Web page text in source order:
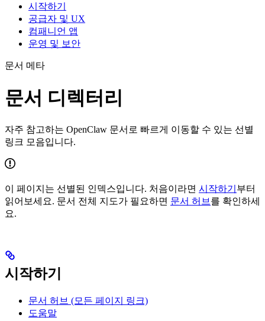
시작하기
공급자 및 UX
컴패니언 앱
운영 및 보안
문서 메타
문서 디렉터리
자주 참고하는 OpenClaw 문서로 빠르게 이동할 수 있는 선별
링크 모음입니다.
이 페이지는 선별된 인덱스입니다. 처음이라면 시작하기 부터
읽어보세요. 문서 전체 지도가 필요하면 문서 허브 를 확인하세
요.
시작하기
문서 허브 (모든 페이지 링크)
도움말